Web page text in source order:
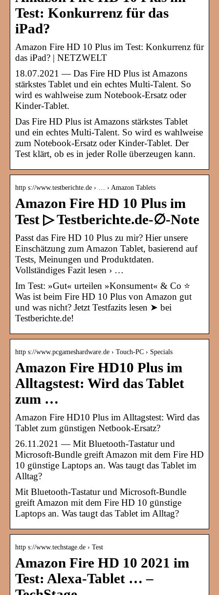
Test: Konkurrenz für das
iPad?
Amazon Fire HD 10 Plus im Test: Konkurrenz für
das iPad? | NETZWELT
18.07.2021 — Das Fire HD Plus ist Amazons
stärkstes Tablet und ein echtes Multi-Talent. So
wird es wahlweise zum Notebook-Ersatz oder
Kinder-Tablet.
Das Fire HD Plus ist Amazons stärkstes Tablet
und ein echtes Multi-Talent. So wird es wahlweise
zum Notebook-Ersatz oder Kinder-Tablet. Der
Test klärt, ob es in jeder Rolle überzeugen kann.
http s://www.testberichte.de › … › Amazon Tablets
Amazon Fire HD 10 Plus im
Test ▷ Testberichte.de-∅-Note
Passt das Fire HD 10 Plus zu mir? Hier unsere
Einschätzung zum Amazon Tablet, basierend auf
Tests, Meinungen und Produktdaten.
Vollständiges Fazit lesen › …
Im Test: »Gut« urteilen »Konsument« & Co ⭐
Was ist beim Fire HD 10 Plus von Amazon gut
und was nicht? Jetzt Testfazits lesen ➤ bei
Testberichte.de!
http s://www.pcgameshardware.de › Touch-PC › Specials
Amazon Fire HD10 Plus im
Alltagstest: Wird das Tablet
zum …
Amazon Fire HD10 Plus im Alltagstest: Wird das
Tablet zum günstigen Netbook-Ersatz?
26.11.2021 — Mit Bluetooth-Tastatur und
Microsoft-Bundle greift Amazon mit dem Fire HD
10 günstige Laptops an. Was taugt das Tablet im
Alltag?
Mit Bluetooth-Tastatur und Microsoft-Bundle
greift Amazon mit dem Fire HD 10 günstige
Laptops an. Was taugt das Tablet im Alltag?
http s://www.techstage.de › Test
Amazon Fire HD 10 2021 im
Test: Alexa-Tablet … –